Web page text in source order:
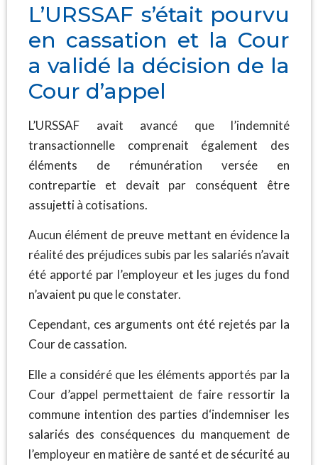
L’URSSAF s’était pourvu
en cassation et la Cour
a validé la décision de la
Cour d’appel
L’URSSAF avait avancé que l’indemnité
transactionnelle comprenait également des
éléments de rémunération versée en
contrepartie et devait par conséquent être
assujetti à cotisations.
Aucun élément de preuve mettant en évidence la
réalité des préjudices subis par les salariés n’avait
été apporté par l’employeur et les juges du fond
n’avaient pu que le constater.
Cependant, ces arguments ont été rejetés par la
Cour de cassation.
Elle a considéré que les éléments apportés par la
Cour d’appel permettaient de faire ressortir la
commune intention des parties d‘indemniser les
salariés des conséquences du manquement de
l’employeur en matière de santé et de sécurité au